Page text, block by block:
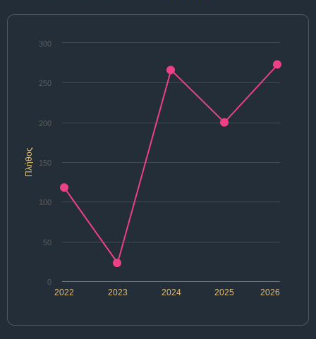
Πλήθος
2025
2022 2023 2024 2026
0
50
100
150
200
250
300